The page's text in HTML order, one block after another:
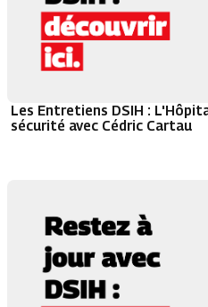
Les Entretiens DSIH :
sécurité avec Cédric Cartau